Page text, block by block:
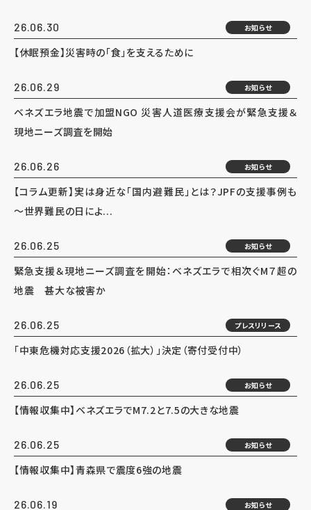
26.06.30 お知らせ
【休眠預金】災害時の「食」を支えるために
26.06.29 お知らせ
ベネズエラ地震で加盟NGO 災害人道医療支援会が緊急支援＆
現地ニーズ調査を開始
26.06.26 お知らせ
【コラム更新】実は身近な「国内避難民」とは？JPFの支援事例も
～世界難民の日によ...
26.06.25 お知らせ
緊急支援＆現地ニーズ調査を開始：ベネズエラで相次ぐM７超の
地震 甚大な被害か
26.06.25 プレスリリース
「中東危機対応支援2026（拡大）」決定（寄付受付中）
26.06.25 お知らせ
【情報収集中】ベネズエラでM7.2と7.5の大きな地震
26.06.25 お知らせ
【情報収集中】青森県で震度6強の地震
26.06.19 お知らせ